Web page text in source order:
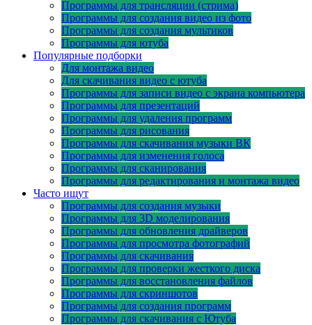
Программы для трансляции (стрима)
Программы для создания видео из фото
Программы для создания мультиков
Программы для ютуба
Популярные подборки
Для монтажа видео
Для скачивания видео с ютуба
Программы для записи видео с экрана компьютера
Программы для презентаций
Программы для удаления программ
Программы для рисования
Программы для скачивания музыки ВК
Программы для изменения голоса
Программы для сканирования
Программы для редактирования и монтажа видео
Часто ищут
Программы для создания музыки
Программы для 3D моделирования
Программы для обновления драйверов
Программы для просмотра фотографий
Программы для скачивания
Программы для проверки жесткого диска
Программы для восстановления файлов
Программы для скриншотов
Программы для создания программ
Программы для скачивания с Ютуба